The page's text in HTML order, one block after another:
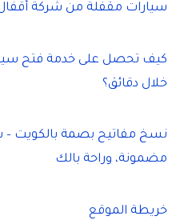
سيارات مقفلة من شركة
كيف تحصل على خدمة فتح
خلال دقائق؟
نسخ مفاتيح بصمة بالكويت –
مضمونة، وراحة بالك
خريطة الموقع